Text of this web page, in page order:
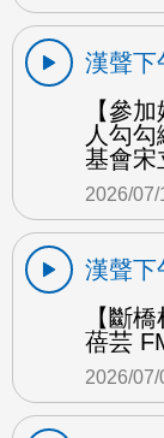
漢聲下
【參
人勾
基會宋
2026/07/
漢聲下
【斷
蓓芸
2026/07/